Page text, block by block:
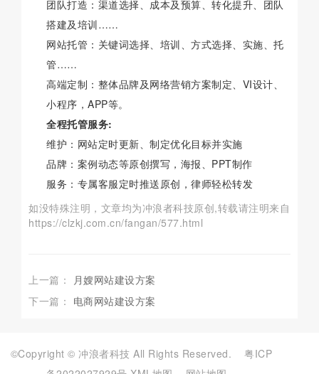
团队打造：渠道选择、成本及预算、转化提升、团队
搭建及培训……
网站托管：关键词选择、培训、方式选择、实施、托
管……
高端定制：整体品牌及网络营销方案制定、VI设计、
小程序，APP等。
全程托管服务:
维护：网站定时更新、制定优化目标并实施
品牌：案例动态等原创撰写，海报、PPT制作
服务：专属客服定时推送原创，律师轻松转发
如没特殊注明，文章均为冲浪者科技原创,转载请注明来自
https://clzkj.com.cn/fangan/577.html
上一篇：
月嫂网站建设方案
下一篇： 电商网站建设方案
©Copyright © 冲浪者科技 All Rights Reserved.粤ICP